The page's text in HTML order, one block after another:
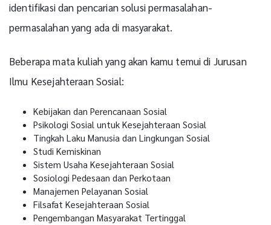
identifikasi dan pencarian solusi permasalahan-
permasalahan yang ada di masyarakat.
Beberapa mata kuliah yang akan kamu temui di Jurusan
Ilmu Kesejahteraan Sosial:
Kebijakan dan Perencanaan Sosial
Psikologi Sosial untuk Kesejahteraan Sosial
Tingkah Laku Manusia dan Lingkungan Sosial
Studi Kemiskinan
Sistem Usaha Kesejahteraan Sosial
Sosiologi Pedesaan dan Perkotaan
Manajemen Pelayanan Sosial
Filsafat Kesejahteraan Sosial
Pengembangan Masyarakat Tertinggal